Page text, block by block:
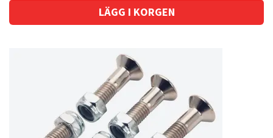
LÄGG I KORGEN